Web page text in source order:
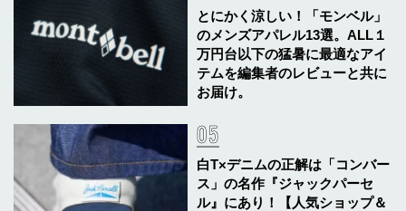
とにかく涼しい！「モンベル」
のメンズアパレル13選。ALL１
万円台以下の猛暑に最適なアイ
テムを編集者のレビューと共に
お届け。
白T×デニムの正解は「コンバー
ス」の名作『ジャックパーセ
ル』にあり！【人気ショップ＆